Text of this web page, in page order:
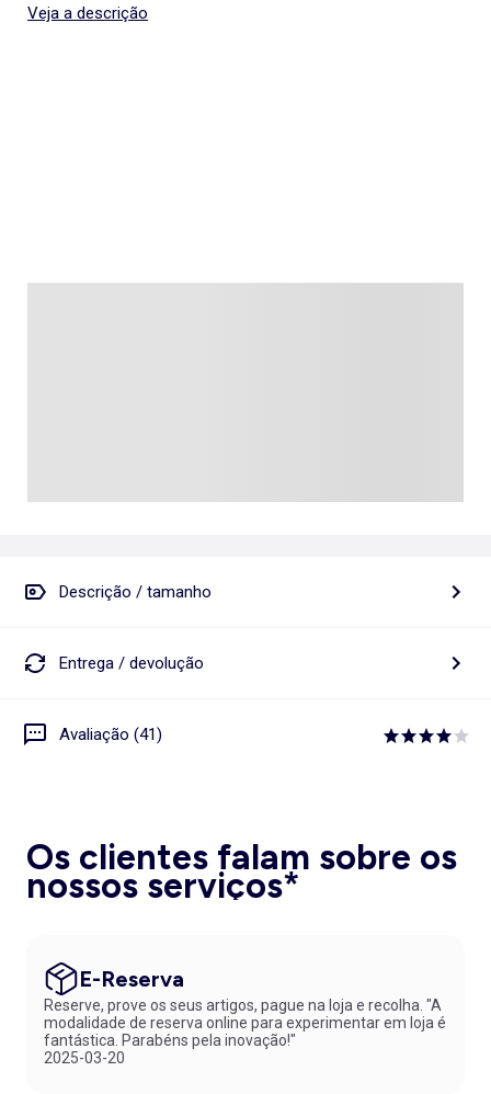
Veja a descrição
Descrição / tamanho
Entrega / devolução
Avaliação (41)
Os clientes falam sobre os
nossos serviços*
E-Reserva
Reserve, prove os seus artigos, pague na loja e recolha. "A
modalidade de reserva online para experimentar em loja é
fantástica. Parabéns pela inovação!"
2025-03-20